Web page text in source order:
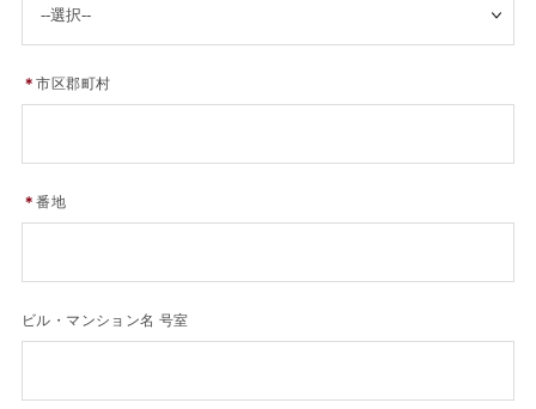
＊市区郡町村
＊番地
ビル・マンション名 号室